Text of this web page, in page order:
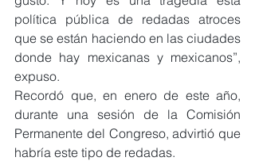
política pública de redadas atroces
que se están haciendo en las ciudades
donde hay mexicanas y mexicanos”,
expuso.
Recordó que, en enero de este año,
durante una sesión de la Comisión
Permanente del Congreso, advirtió que
habría este tipo de redadas.